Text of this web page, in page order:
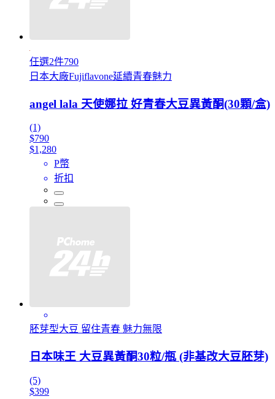
任選2件790
日本大廠Fujiflavone延續青春魅力
angel lala 天使娜拉 好青春大豆異黃酮(30顆/盒)
(1)
$790
$1,280
P幣
折扣
胚芽型大豆 留住青春 魅力無限
日本味王 大豆異黃酮30粒/瓶 (非基改大豆胚芽)
(5)
$399